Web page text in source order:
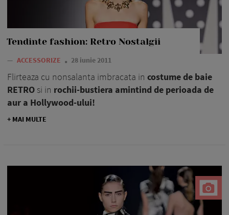
Tendinte fashion: Retro Nostalgii
— ACCESSORIZE 28 iunie 2011
Flirteaza cu nonsalanta imbracata in costume de baie
RETRO si in rochii-bustiera amintind de perioada de
aur a Hollywood-ului!
+ MAI MULTE